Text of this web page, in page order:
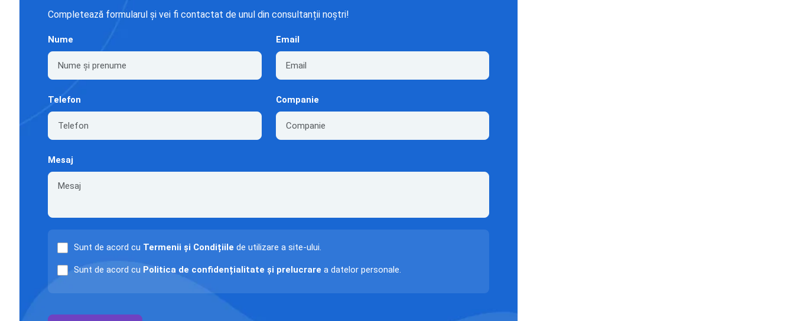
Completează formularul și vei fi contactat de unul din consultanții noștri!
Nume Email
Telefon Companie
Mesaj
Sunt de acord cu Termenii și Condițiile de utilizare a site-ului.
Sunt de acord cu Politica de confidențialitate și prelucrare a datelor personale.